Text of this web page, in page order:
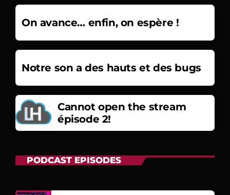
On avance… enfin, on espère !
Notre son a des hauts et des bugs
Cannot open the stream
épisode 2!
PODCAST EPISODES